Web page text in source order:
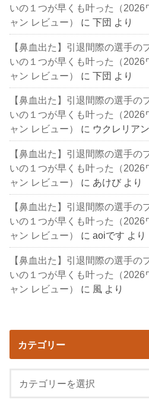
いの１つが早くも叶った（2026
ャン レビュー）
に下団 より
【鼻血出た】引退間際の選手
いの１つが早くも叶った（2026
ャン レビュー）
に下団 より
【鼻血出た】引退間際の選手
いの１つが早くも叶った（2026
ャン レビュー）
に ウクレリアン
【鼻血出た】引退間際の選手
いの１つが早くも叶った（2026
ャン レビュー）
に あけび より
【鼻血出た】引退間際の選手
いの１つが早くも叶った（2026
ャン レビュー）
にaoiです より
【鼻血出た】引退間際の選手
いの１つが早くも叶った（2026
ャン レビュー）
に 風 より
カテゴリー